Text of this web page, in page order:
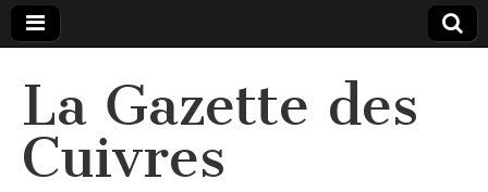
La Gazette des
Cuivres